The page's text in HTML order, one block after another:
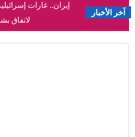
آخر الأخبار
لاتفاق
بعد هجومين قرب